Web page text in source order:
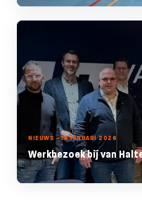
NIEUWS - 14 JANUARI 2026
Werkbezoek bij van